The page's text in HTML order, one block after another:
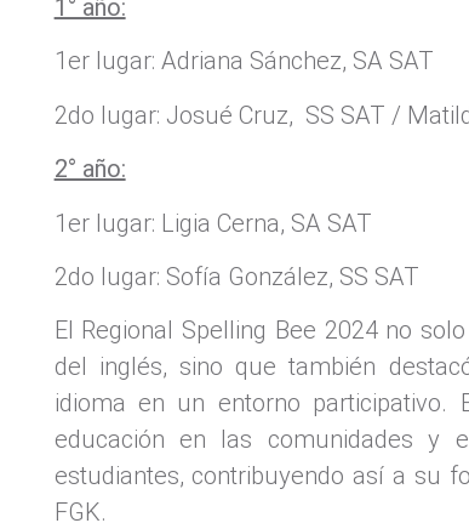
1° año:
1er lugar: Adriana Sánchez, SA SAT
2do lugar: Josué Cruz, SS SAT /
2° año:
1er lugar: Ligia Cerna, SA SAT
2do lugar: Sofía González, SS SAT
El Regional Spelling Bee 2024 no
del inglés, sino que también
idioma en un entorno participativo.
educación en las comunidades y
estudiantes, contribuyendo así a su
FGK.